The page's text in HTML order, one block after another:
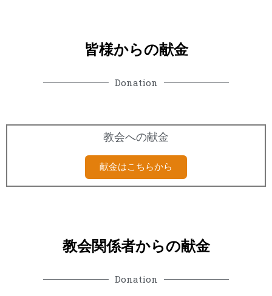
皆様からの献金
Donation
教会への献金
献金はこちらから
教会関係者からの献金
Donation